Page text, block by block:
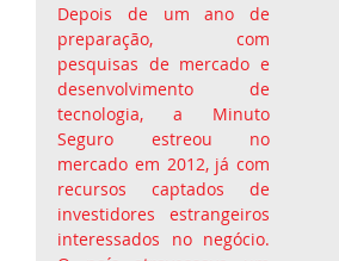
Depois de um ano de
preparação, com
pesquisas de mercado e
desenvolvimento de
tecnologia, a Minuto
Seguro estreou no
mercado em 2012, já com
recursos captados de
investidores estrangeiros
interessados no negócio.